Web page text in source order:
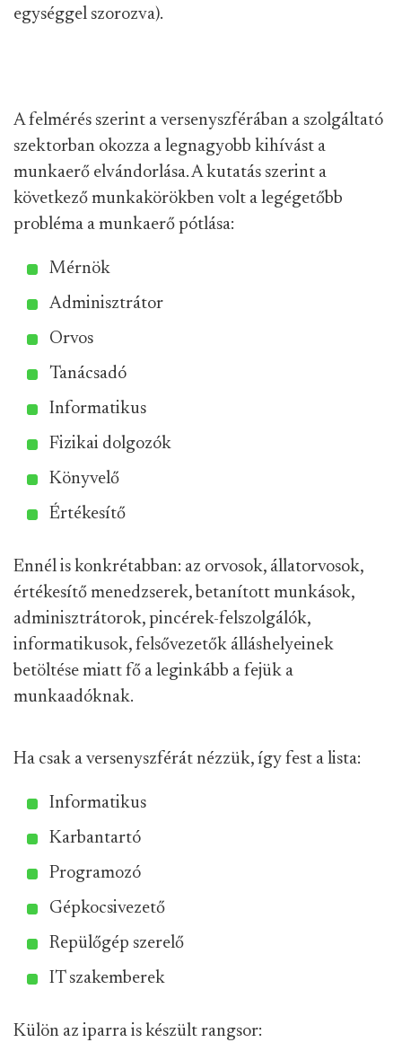
egységgel szorozva).
A felmérés szerint a versenyszférában a szolgáltató
szektorban okozza a legnagyobb kihívást a
munkaerő elvándorlása. A kutatás szerint a
következő munkakörökben volt a legégetőbb
probléma a munkaerő pótlása:
Mérnök
Adminisztrátor
Orvos
Tanácsadó
Informatikus
Fizikai dolgozók
Könyvelő
Értékesítő
Ennél is konkrétabban: az orvosok, állatorvosok,
értékesítő menedzserek, betanított munkások,
adminisztrátorok, pincérek-felszolgálók,
informatikusok, felsővezetők álláshelyeinek
betöltése miatt fő a leginkább a fejük a
munkaadóknak.
Ha csak a versenyszférát nézzük, így fest a lista:
Informatikus
Karbantartó
Programozó
Gépkocsivezető
Repülőgép szerelő
IT szakemberek
Külön az iparra is készült rangsor: